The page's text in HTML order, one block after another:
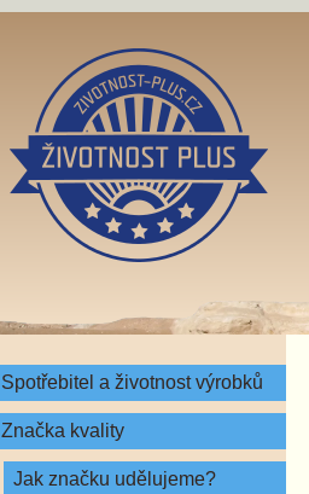
Spotřebitel a životnost výrobků
Značka kvality
Jak značku udělujeme?